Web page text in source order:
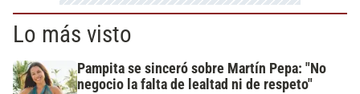
Lo más visto
Pampita se sinceró sobre Martín Pepa: "No
negocio la falta de lealtad ni de respeto"